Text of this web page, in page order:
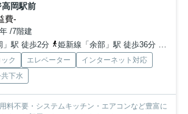
岡駅前
費-
/7階建
」駅 徒歩2分
姫新線「余部」駅 徒歩36分 山陽
ク エレベーター
インターネット対応
下水
料不要・システムキッチン・エアコンなど豊富に